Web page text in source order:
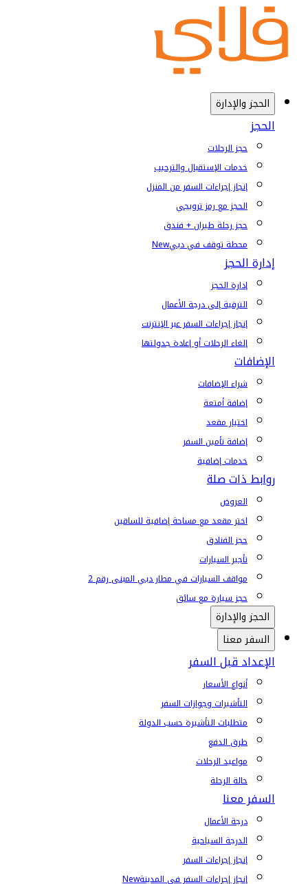
الحجز والإدارة
الحجز
حجز الرحلات
خدمات الإستقبال والترحيب
إنجاز إجراءات السفر من المنزل
الحجز مع رمز ترويجي
حجز رحلة طيران + فندق
محطة توقف في دبيNew
إدارة الحجز
إدارة الحجز
الترقية إلى درجة الأعمال
إنجاز إجراءات السفر عبر الإنترنت
إلغاء الرحلات أو إعادة جدولتها
الإضافات
شراء الإضافات
إضافة أمتعة
اختيار مقعد
إضافة تأمين السفر
خدمات إضافية
روابط ذات صلة
العروض
اختر مقعد مع مساحة إضافية للساقين
حجز الفنادق
تأجير السيارات
مواقف السيارات في مطار دبي المبنى رقم 2
حجز سيارة مع سائق
الحجز والإدارة
السفر معنا
الإعداد قبل السفر
أنواع الأسعار
التأشيرات وجوازات السفر
متطلبات التأشيرة حسب الدولة
طرق الدفع
مواعيد الرحلات
حالة الرحلة
السفر معنا
درجة الأعمال
الدرجة السياحية
إنجاز إجراءات السفر
إنجاز إجراءات السفر في المدينةNew